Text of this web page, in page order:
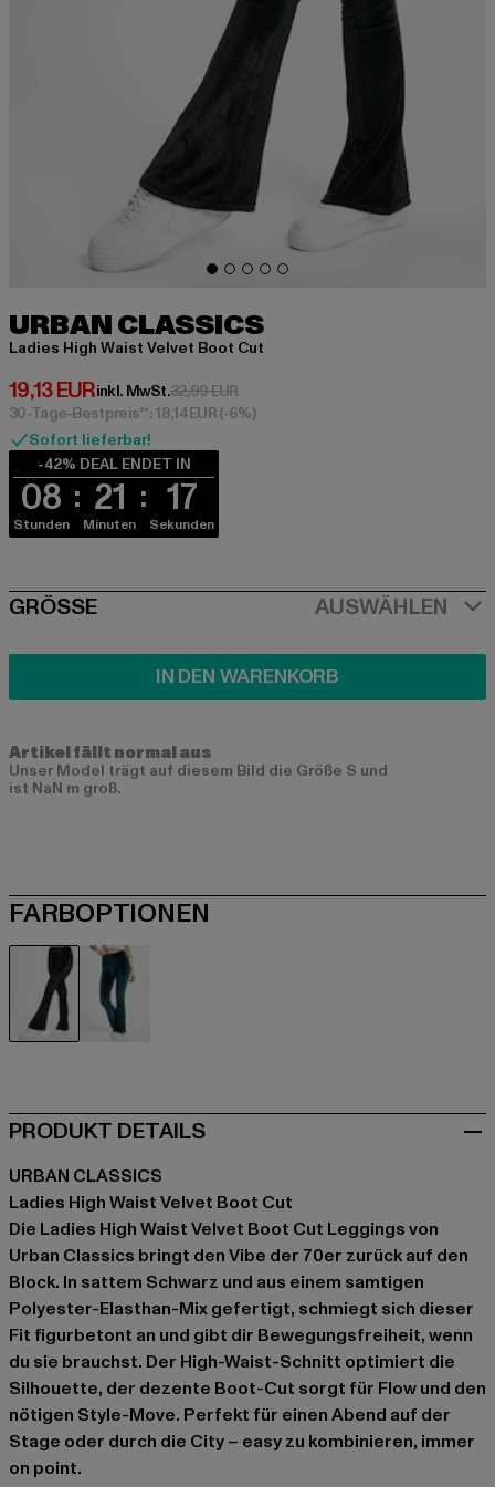
URBAN CLASSICS
Ladies High Waist Velvet Boot Cut
19,13 EUR
Derzeitiger Preis: 19,13 EUR
inkl. MwSt.32,99 EURAktionspreis: 32,99 EUR
30-Tage-Bestpreis**: 18,14 EUR(-6%)
Sofort lieferbar!
-42% DEAL ENDET IN
08
Stunden
21
Minuten
17
Sekunden
SIZE
GRÖSSE AUSWÄHLEN
IN DEN WARENKORB
Artikel fällt normal aus
Unser Model trägt auf diesem Bild die Größe S und
ist NaN m groß.
FARBOPTIONEN
PRODUKT DETAILS
URBAN CLASSICS
Ladies High Waist Velvet Boot Cut
Die Ladies High Waist Velvet Boot Cut Leggings von
Urban Classics bringt den Vibe der 70er zurück auf den
Block. In sattem Schwarz und aus einem samtigen
Polyester-Elasthan-Mix gefertigt, schmiegt sich dieser
Fit figurbetont an und gibt dir Bewegungsfreiheit, wenn
du sie brauchst. Der High-Waist-Schnitt optimiert die
Silhouette, der dezente Boot-Cut sorgt für Flow und den
nötigen Style-Move. Perfekt für einen Abend auf der
Stage oder durch die City – easy zu kombinieren, immer
on point.